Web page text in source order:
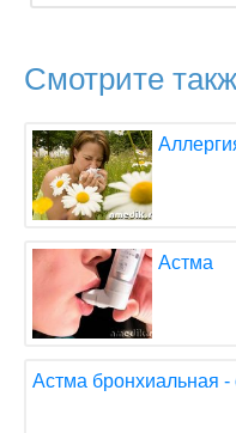
Смотрите
Астма
Астма бронхиальная